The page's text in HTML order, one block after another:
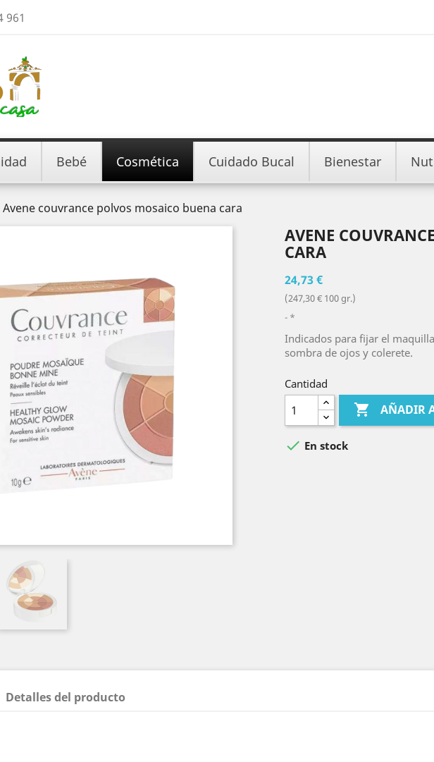
961
Bebé Cosmética Cuidado Bucal Bienestar
Avene couvrance polvos mosaico buena cara
AVENE
CARA
24,73 €
(247,30 € 100 gr.)
*
Indicados para fijar el
sombra de ojos y colerete.
Cantidad
 AÑADIR
 En stock
Detalles del producto